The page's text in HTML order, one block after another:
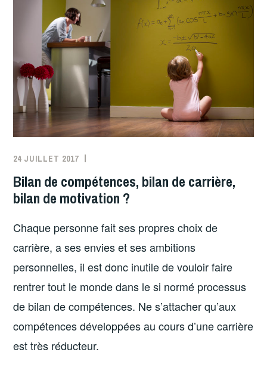
24 JUILLET 2017
Bilan de compétences, bilan de carrière,
bilan de motivation ?
Chaque personne fait ses propres choix de
carrière, a ses envies et ses ambitions
personnelles, il est donc inutile de vouloir faire
rentrer tout le monde dans le si normé processus
de bilan de compétences. Ne s’attacher qu’aux
compétences développées au cours d’une carrière
est très réducteur.